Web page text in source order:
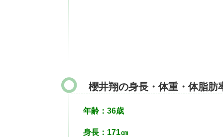
櫻井翔の身長・体重・体脂肪
年齢：36歳
身長：171㎝